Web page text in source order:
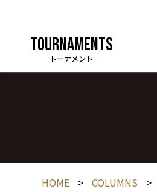
TOURNAMENTS
トーナメント
HOME > COLUMNS >